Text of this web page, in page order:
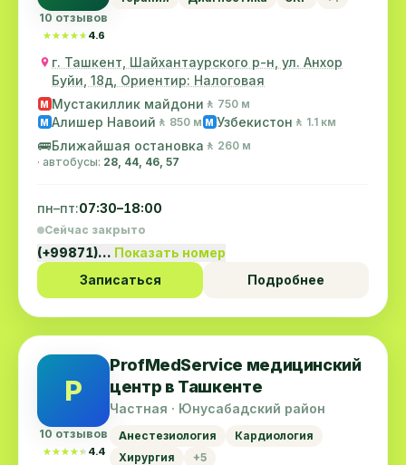
10 отзывов
★★★★★
★★★★★ 4.6
г. Ташкент, Шайхантаурского р-н, ул. Анхор
Буйи, 18д, Ориентир: Налоговая
M Мустакиллик майдони 🚶 750 м
M Алишер Навоий 🚶 850 м M Узбекистон 🚶 1.1 км
🚌Ближайшая остановка 🚶 260 м
· автобусы: 28, 44, 46, 57
пн–пт:07:30–18:00
Сейчас закрыто
(+99871)… Показать номер
Записаться
Подробнее
P
10 отзывов
★★★★★
★★★★★ 4.4
ProfMedService медицинский
центр в Ташкенте
Частная · Юнусабадский район
Анестезиология
Кардиология
Хирургия
+5